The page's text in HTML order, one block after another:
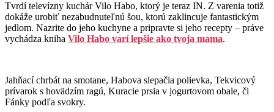
Tvrdí televízny kuchár Vilo Habo, ktorý je teraz IN. Z varenia totiž
dokáže urobiť nezabudnuteľnú šou, ktorú zaklincuje fantastickým
jedlom. Nazrite do jeho kuchyne a pripravte si jeho recepty – práve
vychádza kniha Vilo Habo varí lepšie ako tvoja mama.
Jahňací chrbát na smotane, Habova slepačia polievka, Tekvicový
prívarok s hovädzím ragú, Kuracie prsia v jogurtovom obale, či
Fánky podľa svokry.